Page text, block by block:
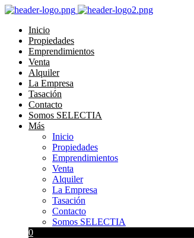
Inicio
Propiedades
Emprendimientos
Venta
Alquiler
La Empresa
Tasación
Contacto
Somos SELECTIA
Más
Inicio
Propiedades
Emprendimientos
Venta
Alquiler
La Empresa
Tasación
Contacto
Somos SELECTIA
0